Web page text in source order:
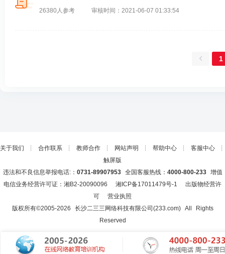
26380人参考 审核时间：2021-06-07 01:33:54
1
关于我们 ┊ 合作联系 ┊ 教师合作 ┊ 网站声明 ┊ 帮助中心 ┊ 客服中心 ┊
触屏版
违法和不良信息举报电话:： 0731-89907953全国客服热线： 4000-800-233增值
电信业务经营许可证：湘B2-20090096 湘ICP备17011479号-1
出版物经营许
可
营业执照
版权所有©2005-2026 长沙二三三网络科技有限公司(233.com)All Rights
Reserved